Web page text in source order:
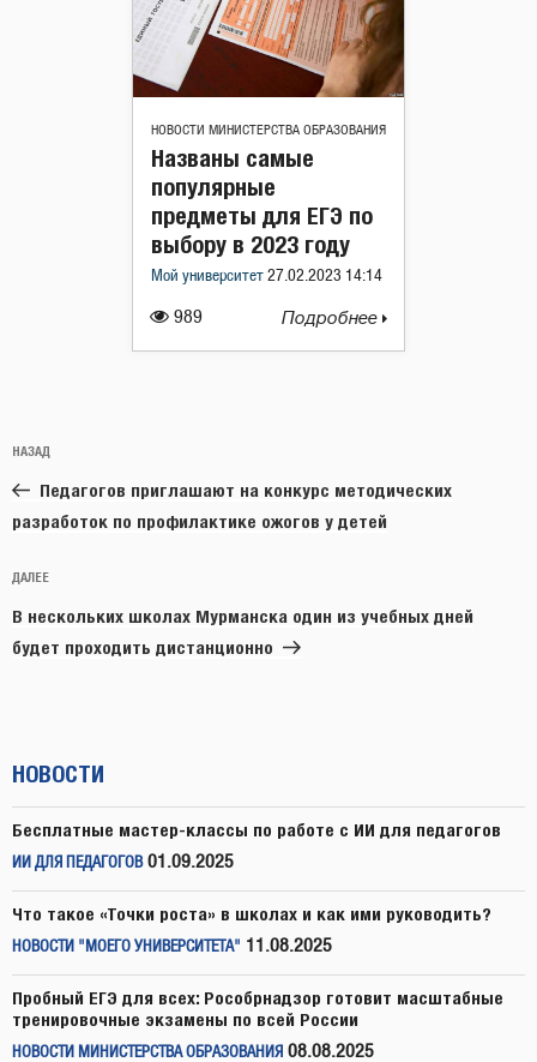
НОВОСТИ МИНИСТЕРСТВА ОБРАЗОВАНИЯ
989
Названы самые
популярные
предметы для ЕГЭ по
выбору в 2023 году
Мой университет 27.02.2023 14:14
Подробнее
по
записям
Предыдущая
запись:
НАЗАД
Педагогов приглашают на конкурс методических
разработок по профилактике ожогов у детей
Следующая
запись
ДАЛЕЕ
В нескольких школах Мурманска один из учебных дней
будет проходить дистанционно
НОВОСТИ
Бесплатные мастер-классы по работе с ИИ для педагогов
ИИ ДЛЯ ПЕДАГОГОВ 01.09.2025
Что такое «Точки роста» в школах и как ими руководить?
НОВОСТИ "МОЕГО УНИВЕРСИТЕТА" 11.08.2025
Пробный ЕГЭ для всех: Рособрнадзор готовит масштабные
тренировочные экзамены по всей России
НОВОСТИ МИНИСТЕРСТВА ОБРАЗОВАНИЯ 08.08.2025